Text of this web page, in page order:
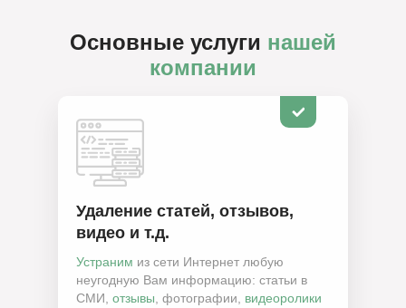
Основные услуги нашей
компании
Удаление статей, отзывов,
видео и т.д.
Устраним из сети Интернет любую
неугодную Вам информацию: статьи в
СМИ, отзывы , фотографии, видеоролики